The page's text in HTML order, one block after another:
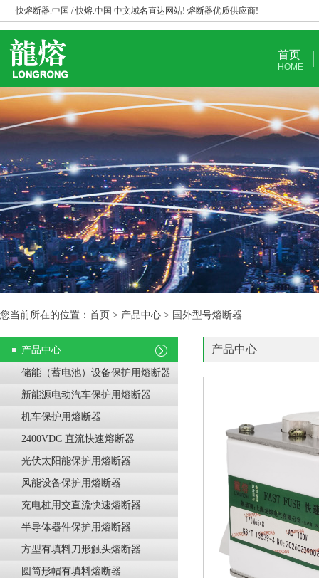
快熔断器.中国 / 快熔.中国 中文域名直达网站! 熔断器优质供应商!
首页
HOME
您当前所在的位置：首页 > 产品中心 > 国外型号熔断器
产品中心
储能（蓄电池）设备保护用熔断器
新能源电动汽车保护用熔断器
机车保护用熔断器
2400VDC 直流快速熔断器
光伏太阳能保护用熔断器
风能设备保护用熔断器
充电桩用交直流快速熔断器
半导体器件保护用熔断器
方型有填料刀形触头熔断器
圆筒形帽有填料熔断器
产品中心